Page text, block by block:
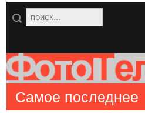
Самое последнее